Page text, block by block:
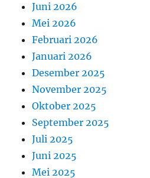
Juni 2026
Mei 2026
Februari 2026
Januari 2026
Desember 2025
November 2025
Oktober 2025
September 2025
Juli 2025
Juni 2025
Mei 2025